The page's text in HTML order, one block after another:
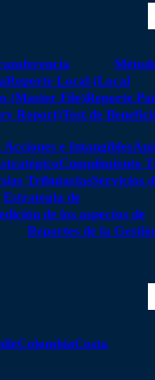
Reporte Local (Local
(Master File)Reporte
Report)Test de
e Intangibles
Cumplimiento
TributariasServicios
Estrategia de
de los aspectos de
Reportes de la
ColombiaCosta